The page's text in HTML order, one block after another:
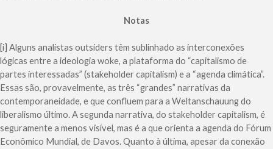
Notas
[i] Alguns analistas outsiders têm sublinhado as interconexões
lógicas entre a ideologia woke, a plataforma do “capitalismo de
partes interessadas” (stakeholder capitalism) e a “agenda climática”.
Essas são, provavelmente, as três “grandes” narrativas da
contemporaneidade, e que confluem para a Weltanschauung do
liberalismo último. A segunda narrativa, do stakeholder capitalism, é
seguramente a menos visível, mas é a que orienta a agenda do Fórum
Econômico Mundial, de Davos. Quanto à última, apesar da conexão